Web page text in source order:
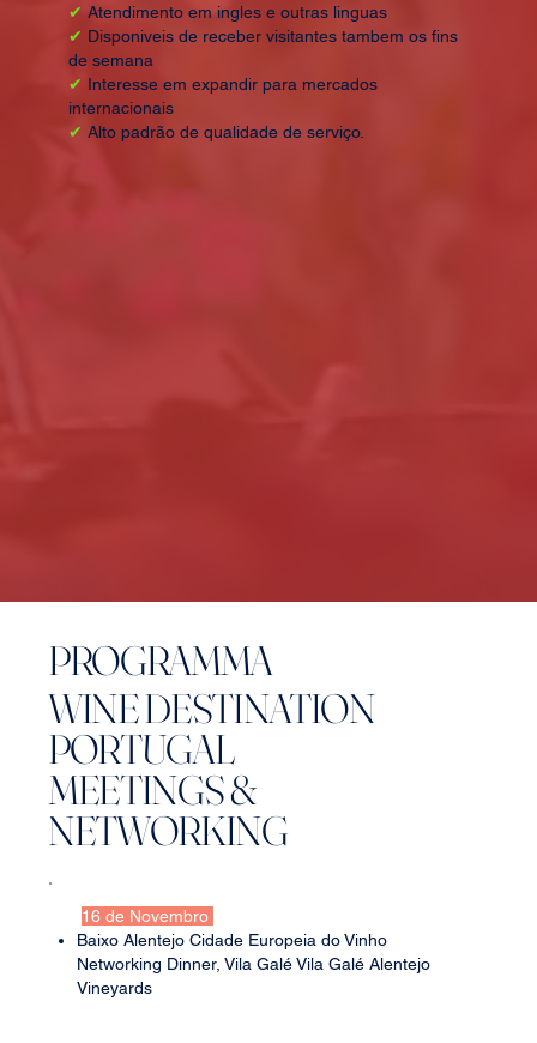
✔ Atendimento em ingles e outras linguas
✔ Disponiveis de receber visitantes tambem os fins
de semana
✔ Interesse em expandir para mercados
internacionais
✔ Alto padrão de qualidade de serviço.
PROGRAMMA
WINE DESTINATION
PORTUGAL
MEETINGS &
NETWORKING
16 de Novembro
Baixo Alentejo Cidade Europeia do Vinho
Networking Dinner, Vila Galé Vila Galé Alentejo
Vineyards